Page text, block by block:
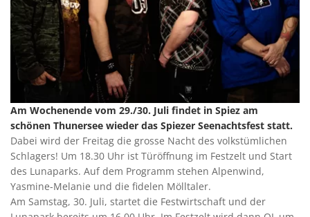
Am Wochenende vom 29./30. Juli findet in Spiez am
schönen Thunersee wieder das Spiezer Seenachtsfest statt.
Dabei wird der Freitag die grosse Nacht des volkstümlichen
Schlagers! Um 18.30 Uhr ist Türöffnung im Festzelt und Start
des Lunaparks. Auf dem Programm stehen Alpenwind,
Yasmine-Melanie und die fidelen Mölltaler.
Am Samstag, 30. Juli, startet die Festwirtschaft und der